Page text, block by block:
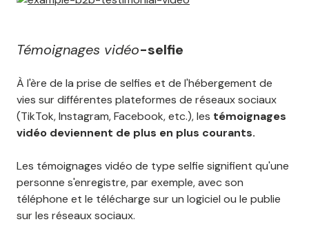
Témoignages vidéo-selfie
À l'ère de la prise de selfies et de l'hébergement de
vies sur différentes plateformes de réseaux sociaux
(TikTok, Instagram, Facebook, etc.), les témoignages
vidéo deviennent de plus en plus courants.
Les témoignages vidéo de type selfie signifient qu'une
personne s'enregistre, par exemple, avec son
téléphone et le télécharge sur un logiciel ou le publie
sur les réseaux sociaux.